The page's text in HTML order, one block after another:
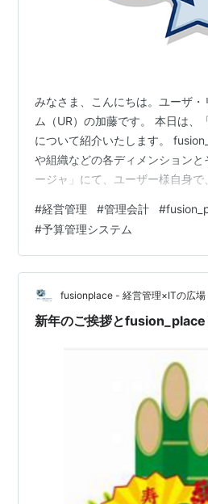
みなさま、こんにちは。ユーザ
ム（UR）の加藤です。 本日は、
について紹介いたします。
や組織などの各ディメンション
ージャ」にて、ユーザー様自身で
効率的登録の為に、メンバのコピ
ります。 ディメンション画面の
バをコピー（またはカット）し
るため、画面を右クリックして
メニュー上に 「メンバを貼り付
て貼り付け」 が表示されま…
#経営管理 #管理会計 #
#予算管理システム
fusionplace - 経営管理×ITの広場
新年のご挨拶とfusion_place